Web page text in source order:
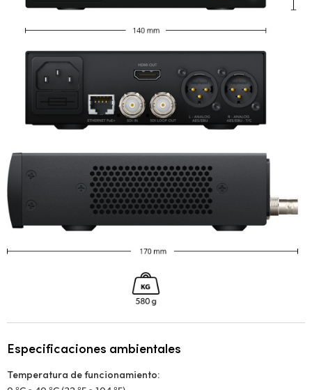
Especificaciones ambientales
Temperatura de funcionamiento: